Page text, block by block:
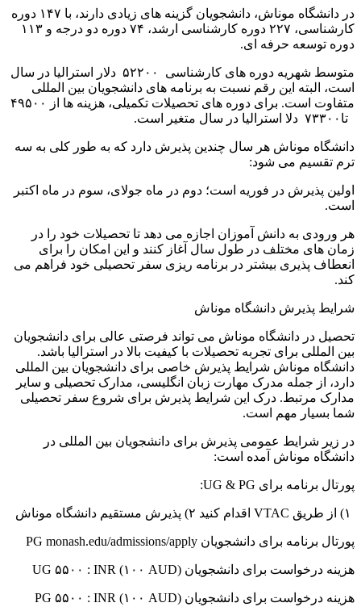
در دانشگاه موناش، دانشجویان گزینه های زیادی دارند، با ۱۴۷ دوره
کارشناسی، ۲۲۷ دوره کارشناسی ارشد، ۷۴ دوره دو درجه و ۱۱۳
دوره توسعه حرفه ای.
متوسط ​​شهریه دوره های کارشناسی ۵۲۲۰۰ دلار استرالیا در سال
است، البته این رقم نسبت به برنامه های دانشجویان بین المللی
متفاوت است. برای دوره های تحصیلات تکمیلی، هزینه ها از ۴۹۵۰۰
تا۷۳۳۰۰ دلا استرالیا در سال متغیر است.
دانشگاه موناش هر سال چندین پذیرش دارد که به طور کلی به سه
ترم تقسیم می شود:
اولین پذیرش در فوریه است؛ دوم در ماه جولای، سوم در ماه اکتبر
است.
هر ورودی به دانش آموزان اجازه می دهد تا تحصیلات خود را در
زمان های مختلف در طول سال آغاز کنند و این امکان را برای
انعطاف پذیری بیشتر در برنامه ریزی سفر تحصیلی خود فراهم می
کند.
شرایط پذیرش دانشگاه موناش
تحصیل در دانشگاه موناش می تواند فرصتی عالی برای دانشجویان
بین المللی برای تجربه تحصیلات با کیفیت بالا در استرالیا باشد.
دانشگاه موناش شرایط پذیرش خاصی برای دانشجویان بین المللی
دارد، از جمله مدرک مهارت زبان انگلیسی، مدارک تحصیلی و سایر
مدارک مرتبط. درک این شرایط پذیرش برای شروع سفر تحصیلی
شما بسیار مهم است.
در زیر شرایط عمومی پذیرش برای دانشجویان بین المللی در
دانشگاه موناش آمده است:
پورتال برنامه برای UG & PG:
پورتال برنامه برای دانشجویان PG monash.edu/admissions/apply
هزینه درخواست برای دانشجویان UG ۵۵۰۰ : INR (۱۰۰ AUD)
هزینه درخواست برای دانشجویان PG ۵۵۰۰ : INR (۱۰۰ AUD)